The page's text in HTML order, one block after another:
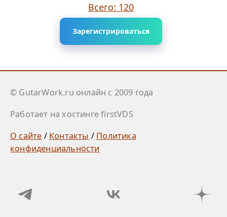
Всего: 120
Зарегистрироваться
© GutarWork.ru онлайн c 2009 года
Работает на хостинге firstVDS
О сайте / Контакты / Политика
конфиденциальности